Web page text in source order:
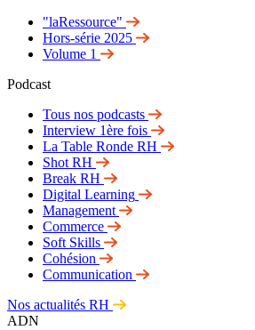
"laRessource"
Hors-série 2025
Volume 1
Podcast
Tous nos podcasts
Interview 1ère fois
La Table Ronde RH
Shot RH
Break RH
Digital Learning
Management
Commerce
Soft Skills
Cohésion
Communication
Nos actualités RH
ADN